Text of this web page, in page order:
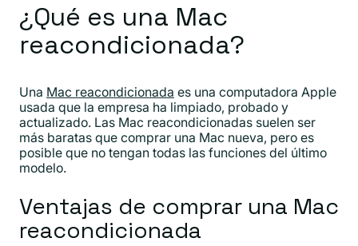
¿Qué es una Mac
reacondicionada?
Una Mac reacondicionada es una computadora Apple
usada que la empresa ha limpiado, probado y
actualizado. Las Mac reacondicionadas suelen ser
más baratas que comprar una Mac nueva, pero es
posible que no tengan todas las funciones del último
modelo.
Ventajas de comprar una Mac
reacondicionada